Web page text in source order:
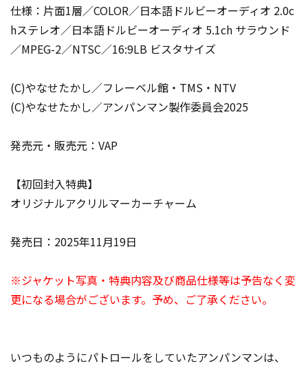
仕様：片面1層／COLOR／日本語ドルビーオーディオ 2.0c
hステレオ／日本語ドルビーオーディオ 5.1ch サラウンド
／MPEG-2／NTSC／16:9LB ビスタサイズ
(C)やなせたかし／フレーベル館・TMS・NTV
(C)やなせたかし／アンパンマン製作委員会2025
発売元・販売元：VAP
【初回封入特典】
オリジナルアクリルマーカーチャーム
発売日：2025年11月19日
※ジャケット写真・特典内容及び商品仕様等は予告なく変
更になる場合がございます。予め、ご了承ください。
いつものようにパトロールをしていたアンパンマンは、